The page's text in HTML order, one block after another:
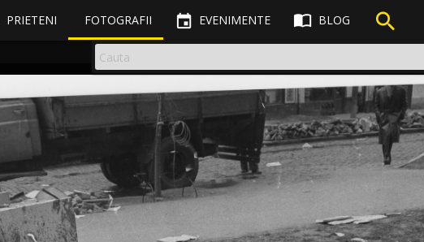
PRIETENI FOTOGRAFII  EVENIMENTE  BLOG 